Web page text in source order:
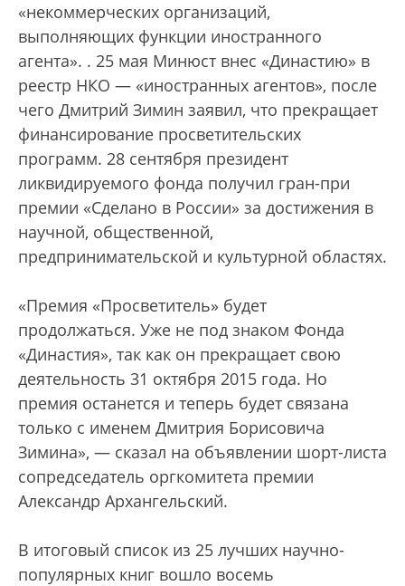
«некоммерческих организаций,
выполняющих функции иностранного
агента». . 25 мая Минюст внес «Династию» в
реестр НКО — «иностранных агентов», после
чего Дмитрий Зимин заявил, что прекращает
финансирование просветительских
программ. 28 сентября президент
ликвидируемого фонда получил гран-при
премии «Сделано в России» за достижения в
научной, общественной,
предпринимательской и культурной областях.
«Премия «Просветитель» будет
продолжаться. Уже не под знаком Фонда
«Династия», так как он прекращает свою
деятельность 31 октября 2015 года. Но
премия останется и теперь будет связана
только с именем Дмитрия Борисовича
Зимина», — сказал на объявлении шорт-листа
сопредседатель оргкомитета премии
Александр Архангельский.
В итоговый список из 25 лучших научно-
популярных книг вошло восемь